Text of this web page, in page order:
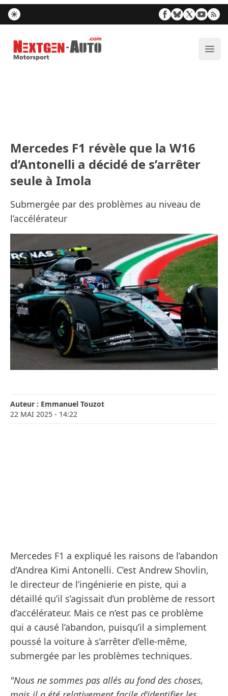
Nextgen-Auto.com
Mercedes F1 révèle que la W16
d’Antonelli a décidé de s’arrêter
seule à Imola
Submergée par des problèmes au niveau de
l’accélérateur
Auteur : Emmanuel Touzot
22 MAI 2025 - 14:22
Mercedes F1 a expliqué les raisons de l’abandon
d’Andrea Kimi Antonelli. C’est Andrew Shovlin,
le directeur de l’ingénierie en piste, qui a
détaillé qu’il s’agissait d’un problème de ressort
d’accélérateur. Mais ce n’est pas ce problème
qui a causé l’abandon, puisqu’il a simplement
poussé la voiture à s’arrêter d’elle-même,
submergée par les problèmes techniques.
"Nous ne sommes pas allés au fond des choses,